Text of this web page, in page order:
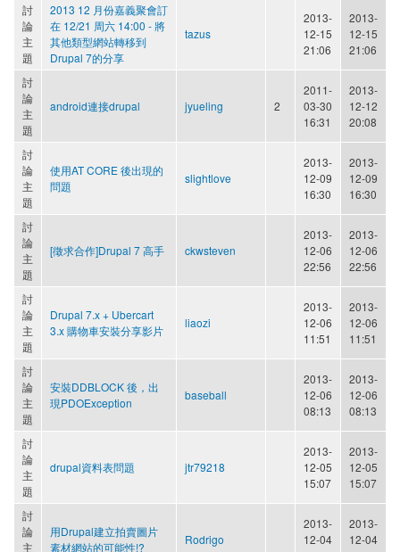
討
論
主
題
2013 12 月份嘉義聚會訂
在 12/21 周六 14:00 - 將
其他類型網站轉移到
Drupal 7的分享
tazus
2013-
12-15
21:06
2013-
12-15
21:06
討
論
主
題
android連接drupal jyueling 2
2011-
03-30
16:31
2013-
12-12
20:08
討
論
主
題
使用AT CORE 後出現的
問題
slightlove
2013-
12-09
16:30
2013-
12-09
16:30
討
論
主
題
[徵求合作]Drupal 7 高手 ckwsteven
2013-
12-06
22:56
2013-
12-06
22:56
討
論
主
題
Drupal 7.x + Ubercart
3.x 購物車安裝分享影片
liaozi
2013-
12-06
11:51
2013-
12-06
11:51
討
論
主
題
安裝DDBLOCK 後，出
現PDOException
baseball
2013-
12-06
08:13
2013-
12-06
08:13
討
論
主
題
drupal資料表問題 jtr79218
2013-
12-05
15:07
2013-
12-05
15:07
討
論
主
用Drupal建立拍賣圖片
素材網站的可能性!?
Rodrigo
2013-
12-04
2013-
12-04